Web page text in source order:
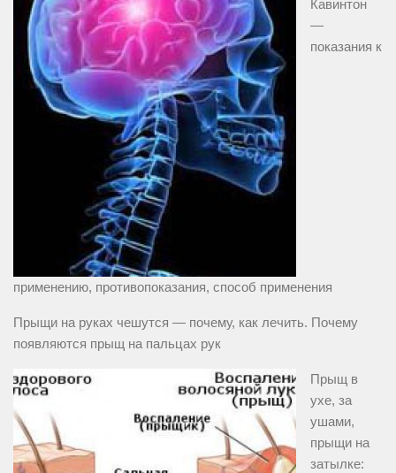
Кавинтон
—
показания к
применению, противопоказания, способ применения
Прыщи на руках чешутся — почему, как лечить. Почему
появляются прыщ на пальцах рук
Прыщ в
ухе, за
ушами,
прыщи на
затылке: